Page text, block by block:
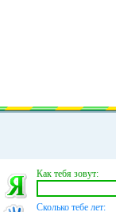
Как тебя зовут:
Сколько тебе лет: